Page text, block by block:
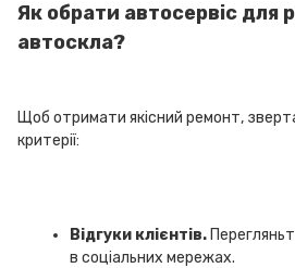
Як обрати автосервіс для
автоскла?
Щоб отримати якісний ремонт,
критерії:
Відгуки клієнтів.
в соціальних мережах.